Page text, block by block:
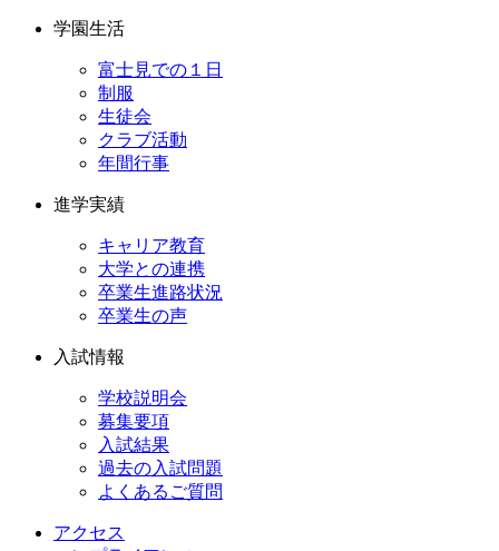
学園生活
富士見での１日
制服
生徒会
クラブ活動
年間行事
進学実績
キャリア教育
大学との連携
卒業生進路状況
卒業生の声
入試情報
学校説明会
募集要項
入試結果
過去の入試問題
よくあるご質問
アクセス